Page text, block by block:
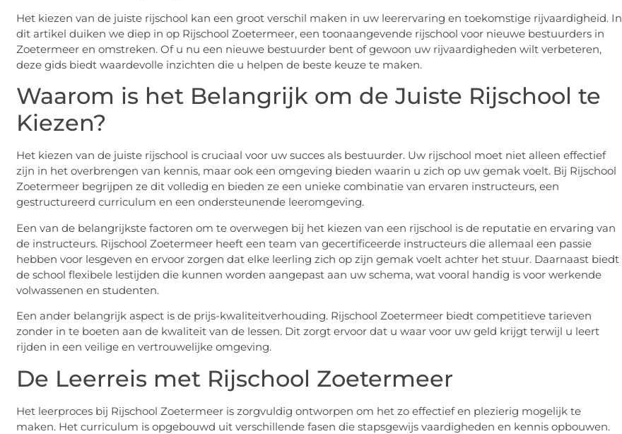
Het kiezen van de juiste rijschool kan een groot verschil maken in uw leerervaring en toekomstige rijvaardigheid. In
dit artikel duiken we diep in op Rijschool Zoetermeer, een toonaangevende rijschool voor nieuwe bestuurders in
Zoetermeer en omstreken. Of u nu een nieuwe bestuurder bent of gewoon uw rijvaardigheden wilt verbeteren,
deze gids biedt waardevolle inzichten die u helpen de beste keuze te maken.
Waarom is het Belangrijk om de Juiste Rijschool te
Kiezen?
Het kiezen van de juiste rijschool is cruciaal voor uw succes als bestuurder. Uw rijschool moet niet alleen effectief
zijn in het overbrengen van kennis, maar ook een omgeving bieden waarin u zich op uw gemak voelt. Bij Rijschool
Zoetermeer begrijpen ze dit volledig en bieden ze een unieke combinatie van ervaren instructeurs, een
gestructureerd curriculum en een ondersteunende leeromgeving.
Een van de belangrijkste factoren om te overwegen bij het kiezen van een rijschool is de reputatie en ervaring van
de instructeurs. Rijschool Zoetermeer heeft een team van gecertificeerde instructeurs die allemaal een passie
hebben voor lesgeven en ervoor zorgen dat elke leerling zich op zijn gemak voelt achter het stuur. Daarnaast biedt
de school flexibele lestijden die kunnen worden aangepast aan uw schema, wat vooral handig is voor werkende
volwassenen en studenten.
Een ander belangrijk aspect is de prijs-kwaliteitverhouding. Rijschool Zoetermeer biedt competitieve tarieven
zonder in te boeten aan de kwaliteit van de lessen. Dit zorgt ervoor dat u waar voor uw geld krijgt terwijl u leert
rijden in een veilige en vertrouwelijke omgeving.
De Leerreis met Rijschool Zoetermeer
Het leerproces bij Rijschool Zoetermeer is zorgvuldig ontworpen om het zo effectief en plezierig mogelijk te
maken. Het curriculum is opgebouwd uit verschillende fasen die stapsgewijs vaardigheden en kennis opbouwen.